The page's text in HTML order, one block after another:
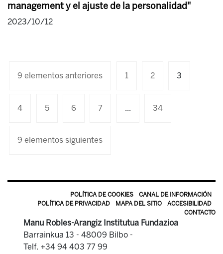
management y el ajuste de la personalidad"
2023/10/12
9 elementos anteriores 1 2 3
4 5 6 7 ... 34
9 elementos siguientes
POLÍTICA DE COOKIES
CANAL DE INFORMACIÓN
POLÍTICA DE PRIVACIDAD
MAPA DEL SITIO
ACCESIBILIDAD
CONTACTO
Manu Robles-Arangiz Institutua Fundazioa
Barrainkua 13 - 48009 Bilbo -
Telf. +34 94 403 77 99